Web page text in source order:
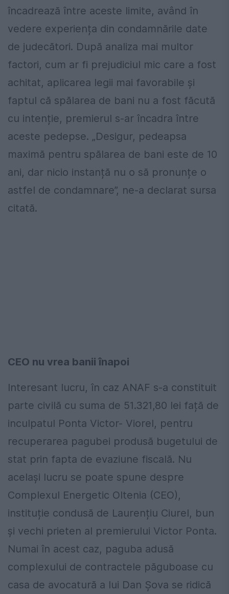
încadrează între aceste limite, având în
vedere experiența din condamnările date
de judecători. După analiza mai multor
factori, cum ar fi prejudiciul mic care a fost
achitat, aplicarea legii mai favorabile și
faptul că spălarea de bani nu a fost făcută
cu intenție, premierul s-ar încadra între
aceste pedepse. „Desigur, pedeapsa
maximă pentru spălarea de bani este de 10
ani, dar nicio instanță nu o să pronunțe o
astfel de condamnare”, ne-a declarat sursa
citată.
CEO nu vrea banii înapoi
Interesant lucru, în caz ANAF s-a constituit
parte civilă cu suma de 51.321,80 lei față de
inculpatul Ponta Victor- Viorel, pentru
recuperarea pagubei produsă bugetului de
stat prin fapta de evaziune fiscală. Nu
același lucru se poate spune despre
Complexul Energetic Oltenia (CEO),
instituție condusă de Laurențiu Ciurel, bun
și vechi prieten al premierului Victor Ponta.
Numai în acest caz, paguba adusă
complexului de contractele păguboase cu
casa de avocatură a lui Dan Șova se ridică